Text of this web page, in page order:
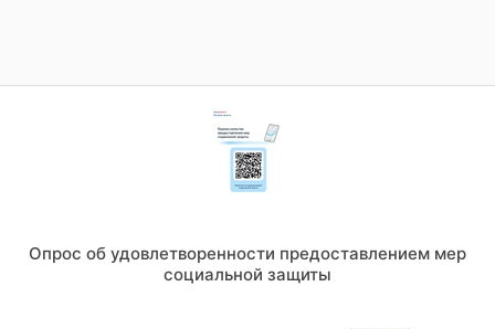
Опрос об удовлетворенности предоставлением мер
социальной защиты